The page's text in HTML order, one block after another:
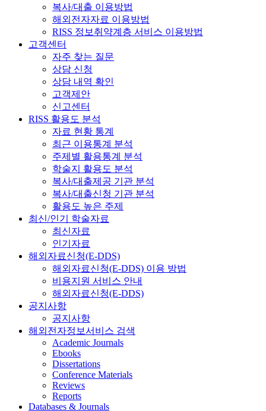
복사/대출 이용방법
해외전자자료 이용방법
RISS 정보취약계층 서비스 이용방법
고객센터
자주 찾는 질문
상담 신청
상담 내역 확인
고객제안
신고센터
RISS 활용도 분석
자료 현황 통계
최근 이용통계 분석
주제별 활용통계 분석
학술지 활용도 분석
복사/대출제공 기관 분석
복사/대출신청 기관 분석
활용도 높은 주제
최신/인기 학술자료
최신자료
인기자료
해외자료신청(E-DDS)
해외자료신청(E-DDS) 이용 방법
비용지원 서비스 안내
해외자료신청(E-DDS)
공지사항
공지사항
해외전자정보서비스 검색
Academic Journals
Ebooks
Dissertations
Conference Materials
Reviews
Reports
Databases & Journals